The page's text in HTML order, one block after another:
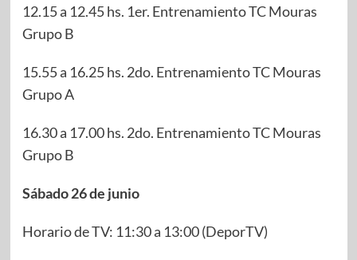
12.15 a 12.45 hs. 1er. Entrenamiento TC Mouras
Grupo B
15.55 a 16.25 hs. 2do. Entrenamiento TC Mouras
Grupo A
16.30 a 17.00 hs. 2do. Entrenamiento TC Mouras
Grupo B
Sábado 26 de junio
Horario de TV: 11:30 a 13:00 (DeporTV)